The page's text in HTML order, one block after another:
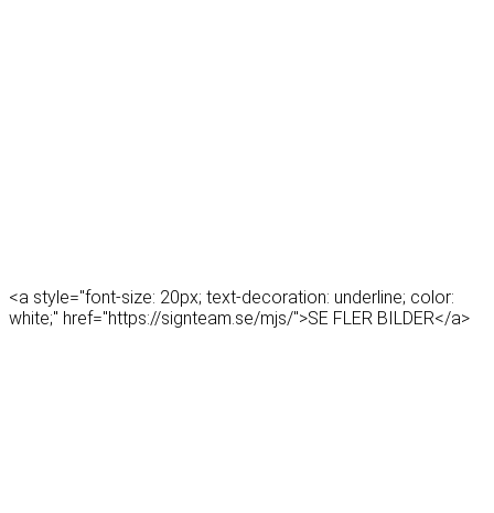
<a style="font-size: 20px; text-decoration: underline; color:
white;" href="https://signteam.se/mjs/">SE FLER BILDER</a>